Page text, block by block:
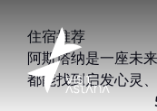
住宿推荐
阿斯塔纳是一座未
都能找到启发心灵